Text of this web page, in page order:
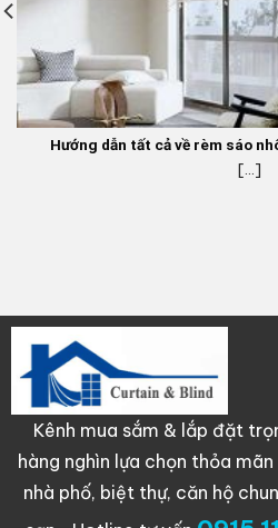
Hướng dẫn tất cả về rèm sáo
[...]
Kênh mua sắm & lắp đặt
hàng nghìn lựa chọn thỏa
nhà phố, biệt thự, căn hộ